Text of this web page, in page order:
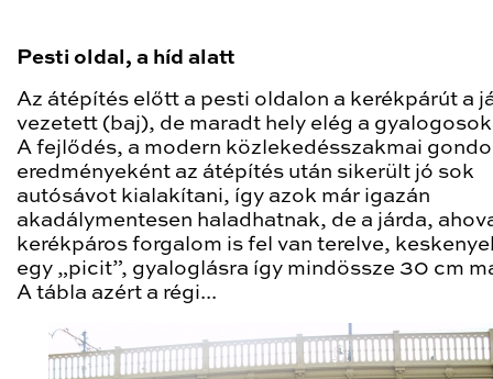
Pesti oldal, a híd alatt
Az átépítés előtt a pesti oldalon a kerékpárút a
vezetett (baj), de maradt hely elég a
A fejlődés, a modern közlekedésszakmai
eredményeként az átépítés után sikerült jó sok
autósávot kialakítani, így azok már igazán
akadálymentesen haladhatnak, de a járda,
kerékpáros forgalom is fel van terelve,
egy „picit”, gyaloglásra így mindössze 30 cm
A tábla azért a régi...